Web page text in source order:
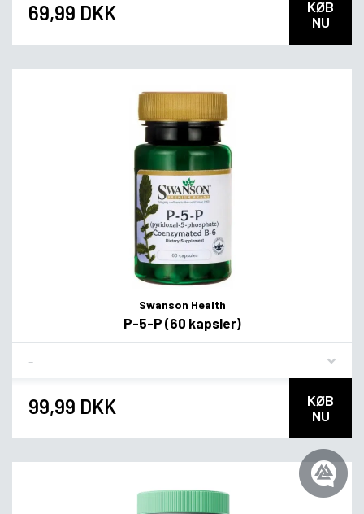
69,99 DKK
KØB
NU
Swanson Health
P-5-P (60 kapsler)
99,99 DKK
KØB
NU